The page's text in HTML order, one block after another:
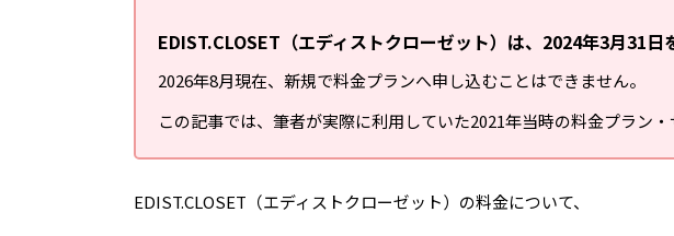
EDIST.CLOSET（エディストクローゼット）は、2024年3月31
2026年8月現在、新規で料金プランへ申し込むことはできません。
この記事では、筆者が実際に利用していた2021年当時の料金プラン
EDIST.CLOSET（エディストクローゼット）の料金について、